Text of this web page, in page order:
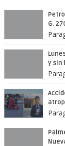
G.
y sin